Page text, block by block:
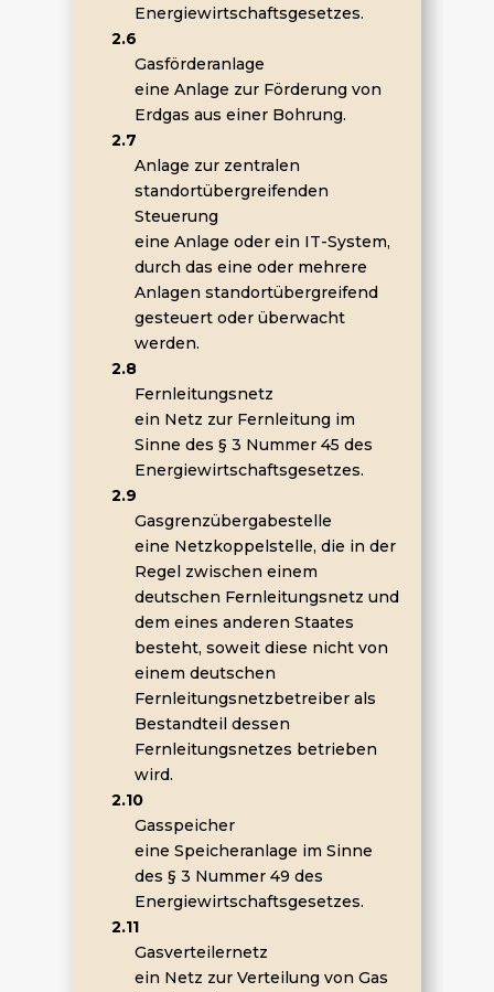
Energiewirtschaftsgesetzes.
2.6
Gasförderanlage
eine Anlage zur Förderung von
Erdgas aus einer Bohrung.
2.7
Anlage zur zentralen
standortübergreifenden
Steuerung
eine Anlage oder ein IT-System,
durch das eine oder mehrere
Anlagen standortübergreifend
gesteuert oder überwacht
werden.
2.8
Fernleitungsnetz
ein Netz zur Fernleitung im
Sinne des § 3 Nummer 45 des
Energiewirtschaftsgesetzes.
2.9
Gasgrenzübergabestelle
eine Netzkoppelstelle, die in der
Regel zwischen einem
deutschen Fernleitungsnetz und
dem eines anderen Staates
besteht, soweit diese nicht von
einem deutschen
Fernleitungsnetzbetreiber als
Bestandteil dessen
Fernleitungsnetzes betrieben
wird.
2.10
Gasspeicher
eine Speicheranlage im Sinne
des § 3 Nummer 49 des
Energiewirtschaftsgesetzes.
2.11
Gasverteilernetz
ein Netz zur Verteilung von Gas